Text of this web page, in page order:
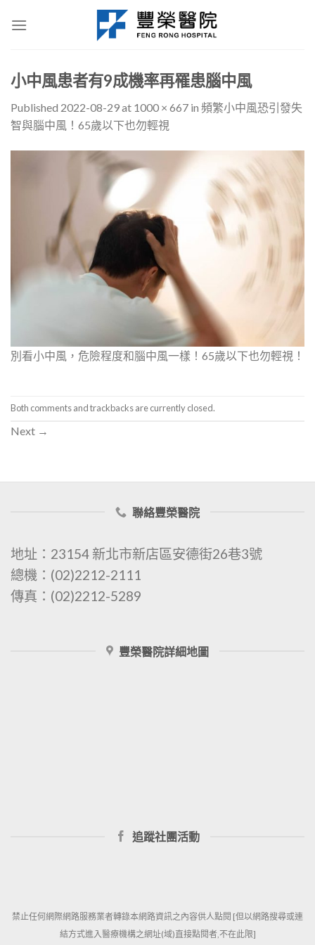
小中風患者有9成機率再罹患腦中風
Published 2022-08-29at 1000 × 667 in 頻繁小中風恐引發失
智與腦中風！65歲以下也勿輕視
別看小中風，危險程度和腦中風一樣！65歲以下也勿輕視！
Both comments and trackbacks are currently closed.
Next →
聯絡豐榮醫院
地址：23154 新北市新店區安德街26巷3號
總機：(02)2212-2111
傳真：(02)2212-5289
豐榮醫院詳細地圖
追蹤社團活動
禁止任何網際網路服務業者轉錄本網路資訊之內容供人點閱 [但以網路搜尋或連
結方式進入醫療機構之網址(域)直接點閱者,不在此限]